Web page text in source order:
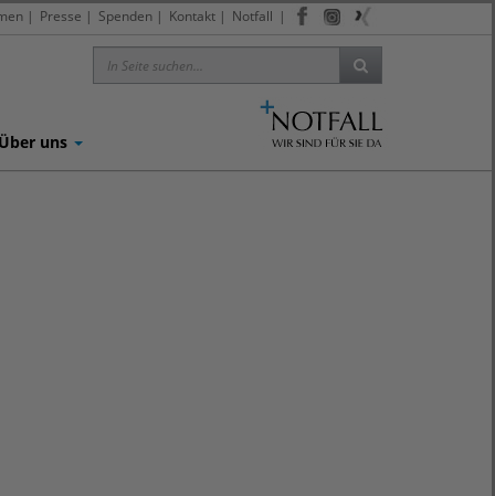
|
| Presse | Spenden | Kontakt | Notfall
Über uns